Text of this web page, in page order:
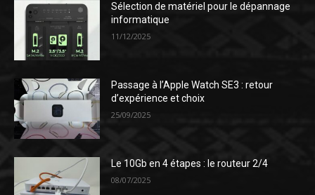
Sélection de matériel pour le dépannage
informatique
11/12/2025
Passage à l’Apple Watch SE3 : retour
d’expérience et choix
25/09/2025
Le 10Gb en 4 étapes : le routeur 2/4
08/07/2025